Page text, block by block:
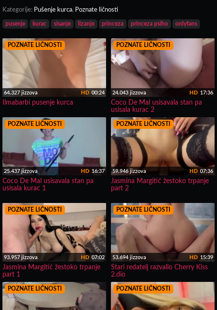
Kategorije: Pušenje kurca, Poznate ličnosti
pusenje kurac sisanje lizanje princeza princeza psiho onlyfans
POZNATE LIČNOSTI
64.327 jizzova 00:24
HD
Ilmabarbi pusenje kurca
POZNATE LIČNOSTI
24.043 jizzova 17:36
HD
Coco De Mal usisavala stan pa
usisala kurac 2
POZNATE LIČNOSTI
25.437 jizzova 16:37
HD
Coco De Mal usisavala stan pa
usisala kurac 1
POZNATE LIČNOSTI
59.946 jizzova 07:36
HD
Jasmina Margitić žestoko trpanje
part 2
POZNATE LIČNOSTI
93.957 jizzova 07:02
HD
Jasmina Margitić žestoko trpanje
part 1
POZNATE LIČNOSTI
53.694 jizzova 15:39
HD
Stari redatelj razvalio Cherry Kiss
2.dio
POZNATE LIČNOSTI POZNATE LIČNOSTI